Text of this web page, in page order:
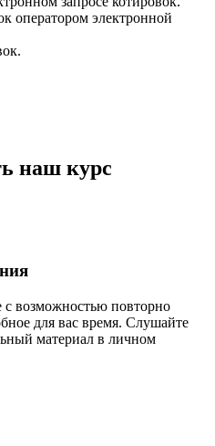
оператором электронной
наш курс
возможностью повторно
для вас время. Слушайте
материал в личном